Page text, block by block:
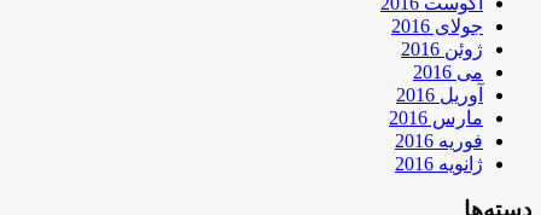
جولای 2016
ژوئن 2016
می 2016
آوریل 2016
مارس 2016
فوریه 2016
ژانویه 2016